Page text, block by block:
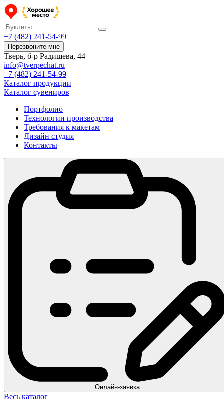
+7 (482) 241-54-99
Перезвоните мне
Тверь, б-р Радищева, 44
info@tverpechat.ru
+7 (482) 241-54-99
Каталог продукции
Каталог сувениров
Портфолио
Технологии производства
Требования к макетам
Дизайн студия
Контакты
Онлайн-заявка
Весь каталог